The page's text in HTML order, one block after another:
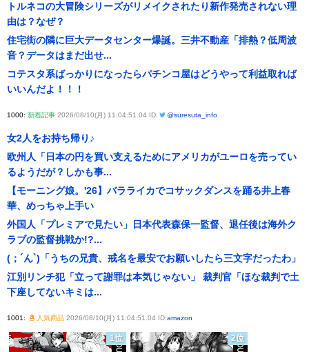
トルネコの大冒険シリーズがリメイクされたり新作発売されない理
由は？なぜ？
住宅街の隣に巨大データセンター爆誕。三井不動産「排熱？低周波
音？データはまだ出せ...
コテスタ系ばっかりになったらパチンコ屋はどうやって利益取れば
いいんだよ！！！
1000: 新着記事 2026/08/10(月) 11:04:51.04 ID: @suresuta_info
女2人をお持ち帰り♪
欧州人「日本の円を買い支えるためにアメリカがユーロを売ってい
るようだが？しかも事...
【モーニング娘。'26】バラライカでコサックダンスを踊る井上春
華、めっちゃ上手い
外国人「プレミアで見たい」日本代表森保一監督、退任後は海外ク
ラブの監督挑戦か!?...
(；´ん`)「うちの兄貴、戒名を最安でお願いしたら三文字だったわ」
江別リンチ犯「立って謝罪は本気じゃない」 裁判官「ほな裁判で土
下座してないキミは...
1001: 人気商品2026/08/10(月) 11:04:51.04 ID:amazon
1位 2位